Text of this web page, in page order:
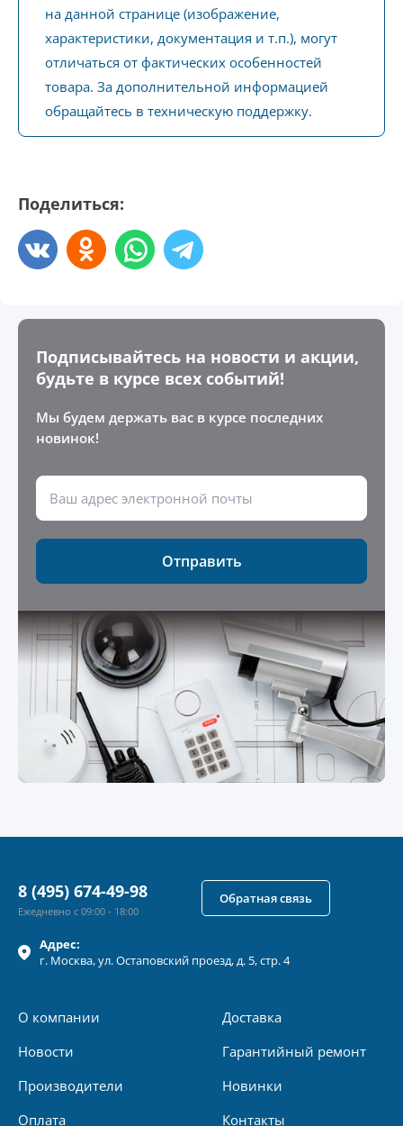
на данной странице (изображение,
характеристики, документация и т.п.), могут
отличаться от фактических особенностей
товара. За дополнительной информацией
обращайтесь в техническую поддержку.
Поделиться:
Подписывайтесь на новости и акции,
будьте в курсе всех событий!
Мы будем держать вас в курсе последних
новинок!
Отправить
Адрес:
г. Москва, ул.Остаповский проезд, д. 5, стр. 4
О компании
Новости
Производители
Оплата
Доставка
Гарантийный ремонт
Новинки
Контакты
8 (495) 674-49-98
Ежедневно с 09:00 - 18:00
Обратная связь